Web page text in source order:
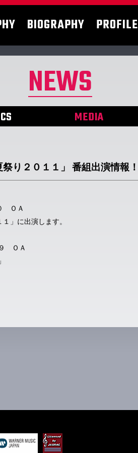
BIOGRAPHY PROFILE
NEWS
MEDIA
り２０１１」 番組出演情報！
ＯＡ
」に出演します。
ＯＡ